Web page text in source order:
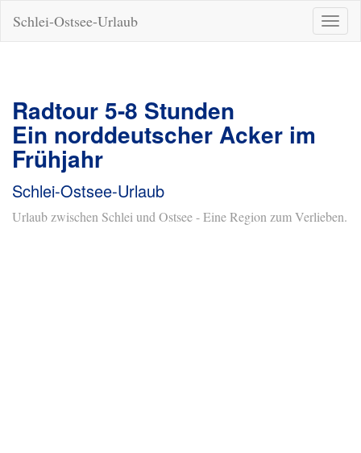
ein-/
Schlei-Ostsee-Urlaub
Radtour 5-8 Stunden
Ein norddeutscher Acker im
Frühjahr
Schlei-Ostsee-Urlaub
Urlaub zwischen Schlei und Ostsee - Eine Region zum Verlieben.